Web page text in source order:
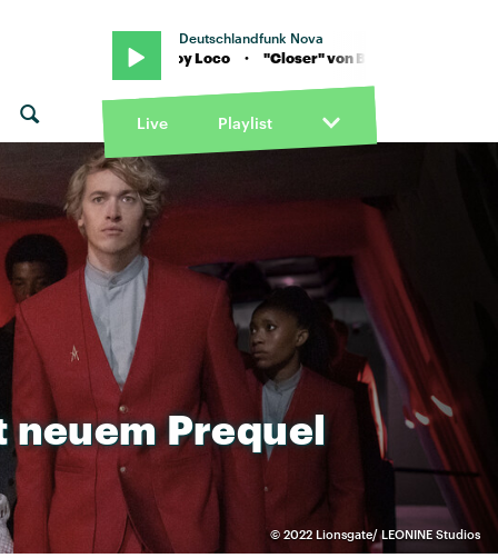
Deutschlandfunk Nova
von Boy Loco · "Closer" von Boy Loco
Live Playlist
© 2022 Lionsgate/ LEONINE Studios
neuemPrequel